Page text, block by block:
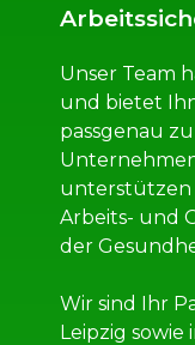
Unser Team
und bietet
passgenau
unterstützen
Arbeits- und
der
Wir sind Ihr
Leipzig sowie